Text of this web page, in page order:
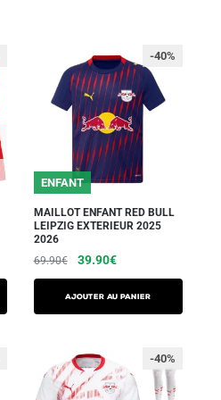
-40%
ENFANT
MAILLOT ENFANT RED BULL
LEIPZIG EXTERIEUR 2025
2026
69.90€
Le
prix
initial
était :
39.90€Le
prix
actuel
est :
AJOUTER AU PANIER
produit
plusieurs
variations.
-40%